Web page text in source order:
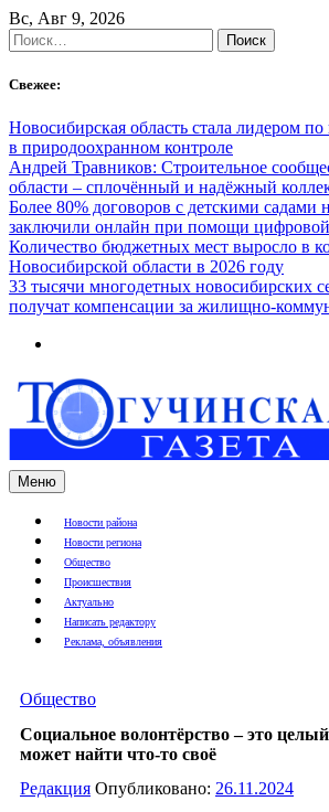
Skip
to
content
Вс, Авг 9, 2026
Найти:
Свежее:
Новосибирская область стала лидером
в природоохранном контроле
Андрей Травников: Строительное
области – сплочённый и надёжный
Более 80% договоров с детскими садами
заключили онлайн при помощи
Количество бюджетных мест выросло в
Новосибирской области в 2026 году
33 тысячи многодетных новосибирских
получат компенсации за жилищно-
Меню
Новости района
Новости региона
Общество
Происшествия
Актуально
Написать редактору
Реклама, объявления
Общество
Социальное волонтёрство – это
может найти что-то своё
Редакция Опубликовано: 26.11.2024